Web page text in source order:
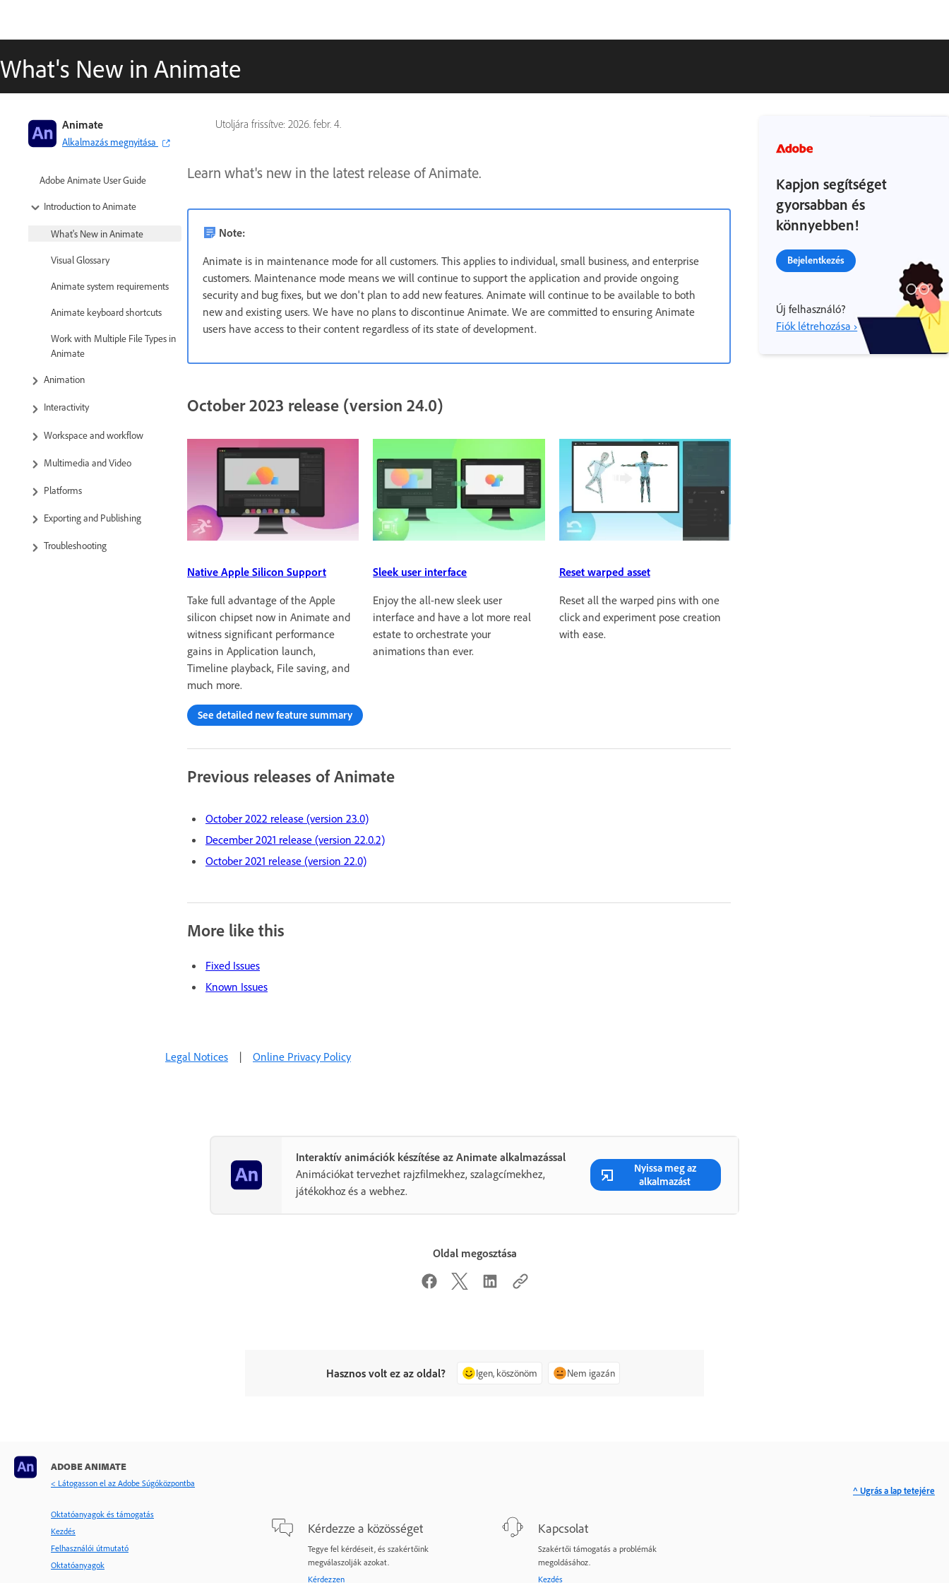
What's New in Animate
Utoljára frissítve: 2026. febr. 4.
Animate
Alkalmazás megnyitása
Adobe Animate User Guide
Introduction to Animate
What's New in Animate
Visual Glossary
Animate system requirements
Animate keyboard shortcuts
Work with Multiple File Types in
Animate
Animation
Interactivity
Workspace and workflow
Multimedia and Video
Platforms
Exporting and Publishing
Troubleshooting
Learn what's new in the latest release of Animate.
Note:
Animate is in maintenance mode for all customers. This applies to individual, small business, and enterprise
customers. Maintenance mode means we will continue to support the application and provide ongoing
security and bug fixes, but we don't plan to add new features. Animate will continue to be available to both
new and existing users. We have no plans to discontinue Animate. We are committed to ensuring Animate
users have access to their content regardless of its state of development.
October 2023 release (version 24.0)
Native Apple Silicon Support
Take full advantage of the Apple
silicon chipset now in Animate and
witness significant performance
gains in Application launch,
Timeline playback, File saving, and
much more.
Sleek user interface
Enjoy the all-new sleek user
interface and have a lot more real
estate to orchestrate your
animations than ever.
Reset warped asset
Reset all the warped pins with one
click and experiment pose creation
with ease.
See detailed new feature summary
Previous releases of Animate
October 2022 release (version 23.0)
December 2021 release (version 22.0.2)
October 2021 release (version 22.0)
More like this
Fixed Issues
Known Issues
Kapjon segítséget
gyorsabban és
könnyebben!
Bejelentkezés
Új felhasználó?
Fiók létrehozása ›
Legal Notices | Online Privacy Policy
Interaktív animációk készítése az Animate alkalmazással
Animációkat tervezhet rajzfilmekhez, szalagcímekhez,
játékokhoz és a webhez.
Nyissa meg az
alkalmazást
Oldal megosztása
Hasznos volt ez az oldal? Igen, köszönöm Nem igazán
ADOBE ANIMATE
< Látogasson el az Adobe Súgóközpontba
Oktatóanyagok és támogatás
Kezdés
Felhasználói útmutató
Oktatóanyagok
Kérdezze a közösséget
Tegye fel kérdéseit, és szakértőink
megválaszolják azokat.
Kérdezzen
Kapcsolat
Szakértői támogatás a problémák
megoldásához.
Kezdés
^ Ugrás a lap tetejére